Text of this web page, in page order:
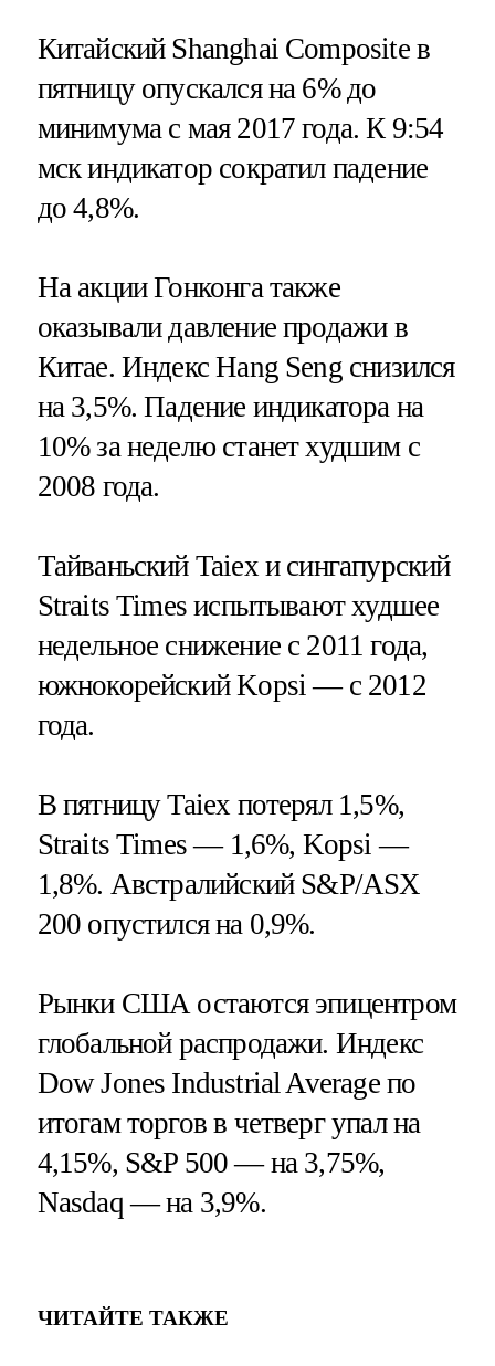
Китайский Shanghai Composite в
пятницу опускался на 6% до
минимума с мая 2017 года. К 9:54
мск индикатор сократил падение
до 4,8%.
На акции Гонконга также
оказывали давление продажи в
Китае. Индекс Hang Seng снизился
на 3,5%. Падение индикатора на
10% за неделю станет худшим с
2008 года.
Тайваньский Taiex и сингапурский
Straits Times испытывают худшее
недельное снижение с 2011 года,
южнокорейский Kopsi — с 2012
года.
В пятницу Taiex потерял 1,5%,
Straits Times — 1,6%, Kopsi —
1,8%. Австралийский S&P/ASX
200 опустился на 0,9%.
Рынки США остаются эпицентром
глобальной распродажи. Индекс
Dow Jones Industrial Average по
итогам торгов в четверг упал на
4,15%, S&P 500 — на 3,75%,
Nasdaq — на 3,9%.
ЧИТАЙТЕ ТАКЖЕ